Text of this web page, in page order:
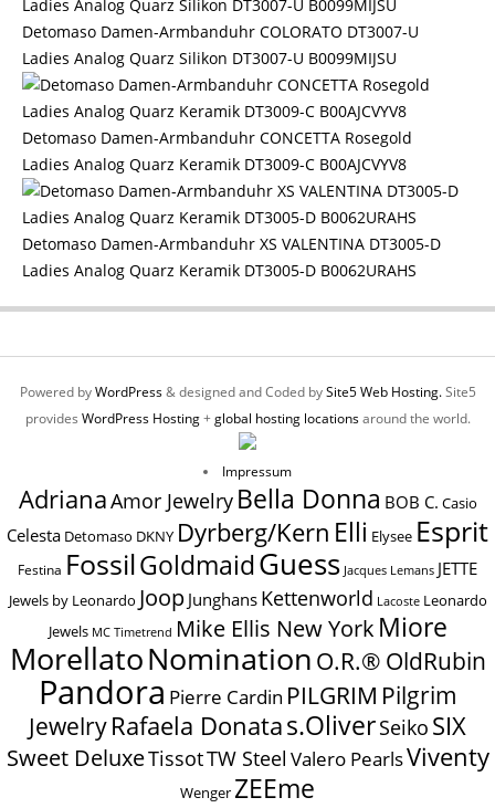
Detomaso Damen-Armbanduhr COLORATO DT3007-U
Ladies Analog Quarz Silikon DT3007-U B0099MIJSU
Detomaso Damen-Armbanduhr CONCETTA Rosegold
Ladies Analog Quarz Keramik DT3009-C B00AJCVYV8
Detomaso Damen-Armbanduhr XS VALENTINA DT3005-D
Ladies Analog Quarz Keramik DT3005-D B0062URAHS
Powered byWordPress& designed and Coded bySite5 Web Hosting.Site5
provides WordPress Hosting+global hosting locationsaround the world.
Impressum
AdrianaAmor Jewelry Bella Donna BOB C. Casio
Celesta Detomaso DKNY Dyrberg/Kern Elli Elysee Esprit
Festina FossilGoldmaidGuess Jacques Lemans JETTE
Jewels by Leonardo Joop Junghans Kettenworld Lacoste Leonardo
Jewels MC Timetrend Mike Ellis New York Miore
MorellatoNomination O.R.® OldRubin
Pandora Pierre Cardin PILGRIM Pilgrim
JewelryRafaela Donatas.OliverSeiko SIX
Sweet DeluxeTissotTW Steel Valero PearlsViventy
Wenger ZEEme